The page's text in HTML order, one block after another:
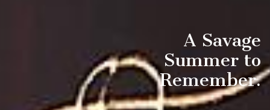
A Savage
Summer to
Remember.